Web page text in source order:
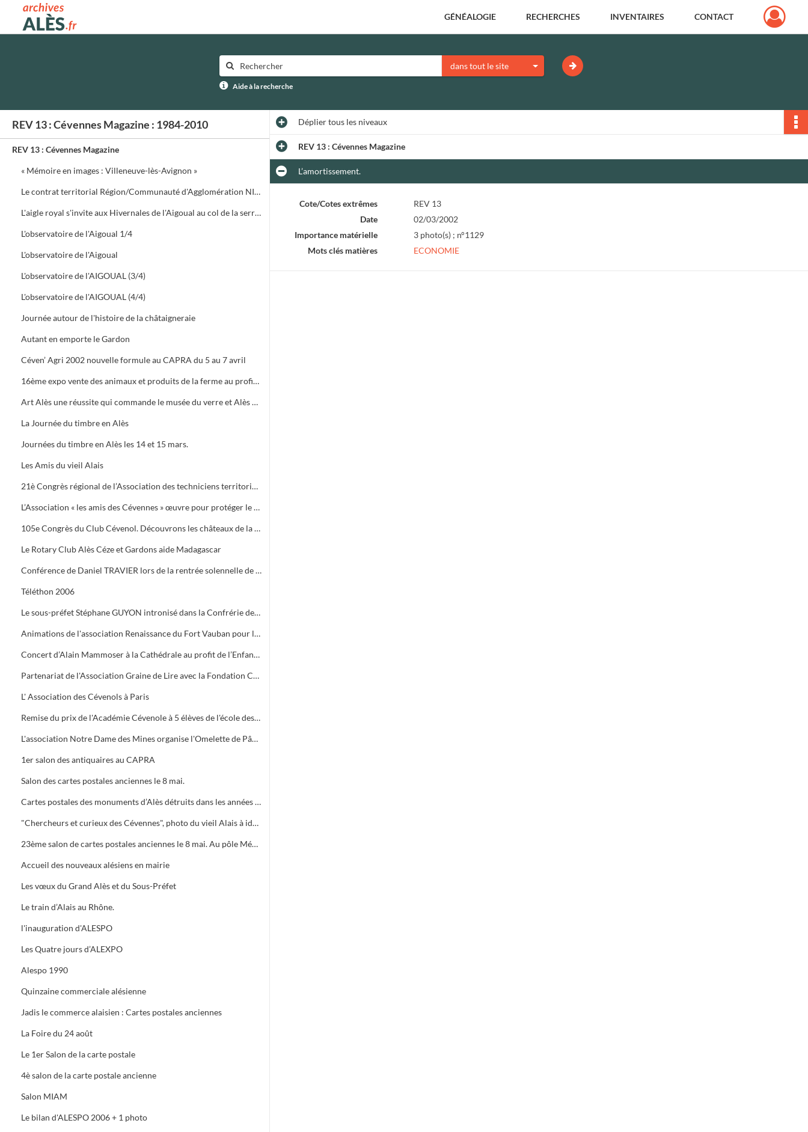
Archives municipales d'Alès GÉNÉALOGIE RECHERCHES INVENTAIRES CONTACT
dans tout le site
Aide à la recherche
REV 13 : Cévennes Magazine : 1984-2010
REV 13 : Cévennes Magazine
« Mémoire en images : Villeneuve-lès-Avignon »
Le contrat territorial Région/Communauté d'Agglomération NIMES Métropole
L'aigle royal s'invite aux Hivernales de l'Aigoual au col de la serreyrède. Programme de la journée
L'observatoire de l'Aigoual 1/4
L'observatoire de l'Aigoual
L'observatoire de l'AIGOUAL (3/4)
L'observatoire de l'AIGOUAL (4/4)
Journée autour de l'histoire de la châtaigneraie
Autant en emporte le Gardon
Céven’ Agri 2002 nouvelle formule au CAPRA du 5 au 7 avril
16ème expo vente des animaux et produits de la ferme au profit des orphelins des sapeurs-pompiers aux halles de Bruèges
Art Alès une réussite qui commande le musée du verre et Alès capitale des Cévennes, départ du chemin des verriers.
La Journée du timbre en Alès
Journées du timbre en Alès les 14 et 15 mars.
Les Amis du vieil Alais
21è Congrès régional de l’Association des techniciens territoriaux.
L’Association « les amis des Cévennes » œuvre pour protéger le patrimoine cévenol.
105e Congrès du Club Cévenol. Découvrons les châteaux de la Vaunage
Le Rotary Club Alès Céze et Gardons aide Madagascar
Conférence de Daniel TRAVIER lors de la rentrée solennelle de l'Académie Cévenole
Téléthon 2006
Le sous-préfet Stéphane GUYON intronisé dans la Confrérie des Mange Tripes
Animations de l'association Renaissance du Fort Vauban pour le Téléthon
Concert d’Alain Mammoser à la Cathédrale au profit de l’Enfance Inadaptée.
Partenariat de l'Association Graine de Lire avec la Fondation Crédit Mutuel
L' Association des Cévenols à Paris
Remise du prix de l'Académie Cévenole à 5 élèves de l'école des Mines pour leur travail sur la mine et ses conséquences sur l'économie et les paysages.
L'association Notre Dame des Mines organise l'Omelette de Pâques à l'Ermitage
1er salon des antiquaires au CAPRA
Salon des cartes postales anciennes le 8 mai.
Cartes postales des monuments d’Alès détruits dans les années 1960.
"Chercheurs et curieux des Cévennes", photo du vieil Alais à identifier.
23ème salon de cartes postales anciennes le 8 mai. Au pôle Mécanique grand prix camion
Accueil des nouveaux alésiens en mairie
Les vœux du Grand Alès et du Sous-Préfet
Le train d’Alais au Rhône.
l'inauguration d'ALESPO
Les Quatre jours d’ALEXPO
Alespo 1990
Quinzaine commerciale alésienne
Jadis le commerce alaisien : Cartes postales anciennes
La Foire du 24 août
Le 1er Salon de la carte postale
4è salon de la carte postale ancienne
Salon MIAM
Le bilan d'ALESPO 2006 + 1 photo
Dépliertous les niveaux
REV 13 : Cévennes Magazine
L’amortissement.
Cote/Cotes extrêmes
REV 13
Date
02/03/2002
Importance matérielle
3 photo(s) ; n°1129
Mots clés matières
ECONOMIE